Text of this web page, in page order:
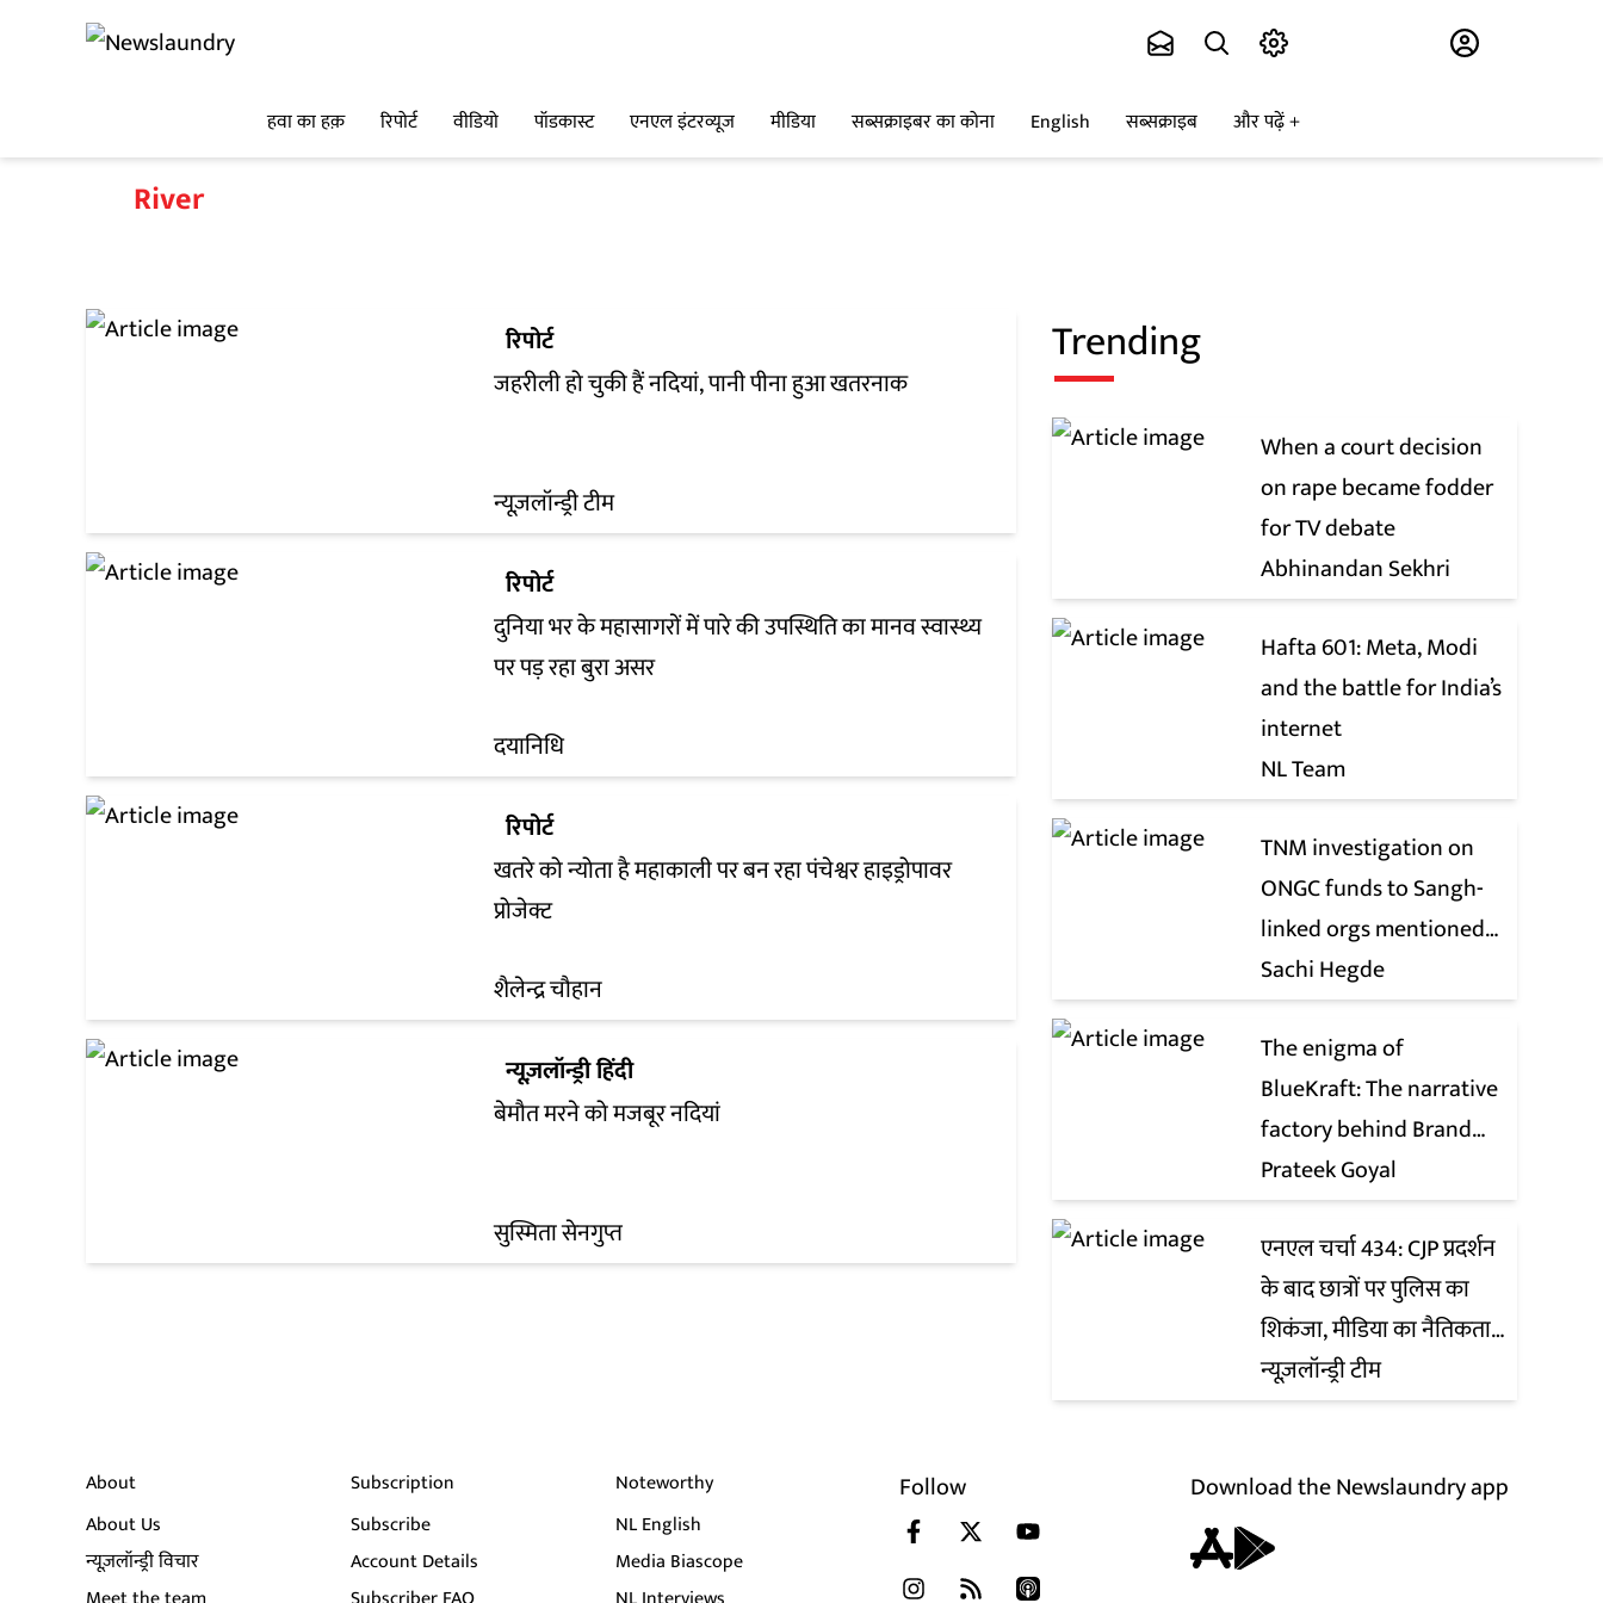
हवा का हक़ रिपोर्ट वीडियो पॉडकास्ट एनएल इंटरव्यूज मीडिया सब्सक्राइबर का कोना English सब्सक्राइब और पढ़ें
River
रिपोर्ट
जहरीली हो चुकी हैं नदियां, पानी पीना हुआ खतरनाक
न्यूज़लॉन्ड्री टीम
रिपोर्ट
दुनिया भर के महासागरों में पारे की उपस्थिति का मानव स्वास्थ्य
पर पड़ रहा बुरा असर
दयानिधि
रिपोर्ट
खतरे को न्योता है महाकाली पर बन रहा पंचेश्वर हाइड्रोपावर
प्रोजेक्ट
शैलेन्द्र चौहान
न्यूज़लॉन्ड्री हिंदी
बेमौत मरने को मजबूर नदियां
सुस्मिता सेनगुप्त
Trending
When a court decision
on rape became fodder
for TV debate
Abhinandan Sekhri
Hafta 601: Meta, Modi
and the battle for India’s
internet
NL Team
TNM investigation on
ONGC funds to Sangh-
linked orgs mentioned
in JPC on Corporate Laws
Bill
Sachi Hegde
The enigma of
BlueKraft: The narrative
factory behind Brand
Modi
Prateek Goyal
एनएल चर्चा 434: CJP प्रदर्शन
के बाद छात्रों पर पुलिस का
शिकंजा, मीडिया का नैतिकता
पाठ और असम में बाढ़
न्यूज़लॉन्ड्री टीम
About
About Us
न्यूज़लॉन्ड्री विचार
Subscription
Subscribe
Account Details
Noteworthy
NL English
Media Biascope
Follow Download the Newslaundry app